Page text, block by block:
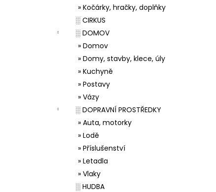
» Kočárky, hračky, doplňky
░ CIRKUS
░ DOMOV
» Domov
» Domy, stavby, klece, úly
» Kuchyně
» Postavy
» Vázy
░ DOPRAVNÍ PROSTŘEDKY
» Auta, motorky
» Lodě
» Příslušenství
» Letadla
» Vlaky
░ HUDBA